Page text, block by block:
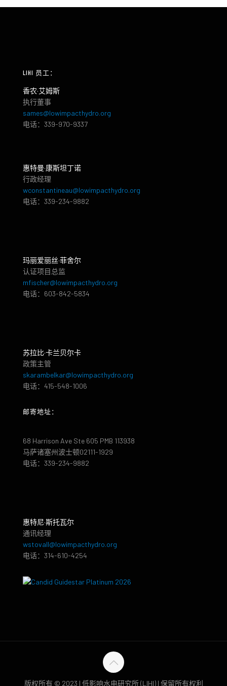
LIHI 员工：
香农·艾姆斯
执行董事
sames@lowimpacthydro.org
电话：339-970-9337
惠特曼·康斯坦丁诺
行政经理
wconstantineau@lowimpacthydro.org
电话：339-234-9882
玛丽爱丽丝·菲舍尔
认证项目总监
mfischer@lowimpacthydro.org
电话：603-842-5834
苏拉比·卡兰贝尔卡
政策主管
skarambelkar@lowimpacthydro.org
电话：415-548-1006
邮寄地址：
68 Harrison Ave Ste 605 PMB 113938
马萨诸塞州波士顿02111-1929
电话：339-234-9882
惠特尼·斯托瓦尔
通讯经理
wstovall@lowimpacthydro.org
电话：314-610-4254
版权所有 © 2023 | 低影响水电研究所 (LIHI) | 保留所有权利